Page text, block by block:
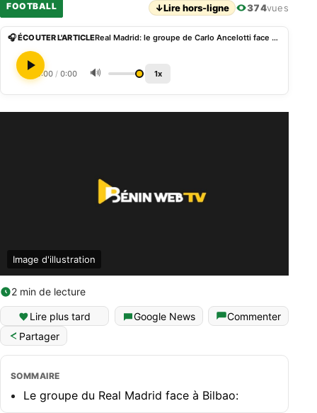
FOOTBALL ↓Lire hors-ligne 374vues
🎧 ÉCOUTER L'ARTICLE Real Madrid: le groupe de Carlo Ancelotti face à l’Athletic Bilbao
0:00 / 0:00 🔊 1x
Image d'illustration
2 min de lecture
Lire plus tard Google News
Commenter
Partager
SOMMAIRE
Le groupe du Real Madrid face à Bilbao: